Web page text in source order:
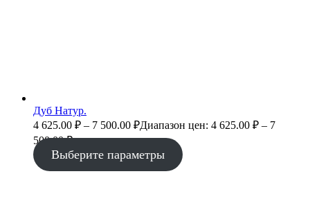
Дуб Натур.
4 625.00 ₽ – 7 500.00 ₽Диапазон цен: 4 625.00 ₽ – 7
500.00 ₽
Выберите параметры